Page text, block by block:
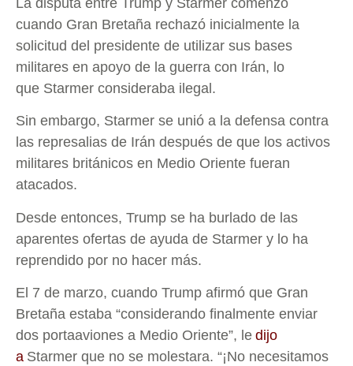
cuando Gran Bretaña rechazó inicialmente la
solicitud del presidente de utilizar sus bases
militares en apoyo de la guerra con Irán, lo
que Starmer consideraba ilegal.
Sin embargo, Starmer se unió a la defensa contra
las represalias de Irán después de que los activos
militares británicos en Medio Oriente fueran
atacados.
Desde entonces, Trump se ha burlado de las
aparentes ofertas de ayuda de Starmer y lo ha
reprendido por no hacer más.
El 7 de marzo, cuando Trump afirmó que Gran
Bretaña estaba “considerando finalmente enviar
dos portaaviones a Medio Oriente”, le dijo
a Starmer que no se molestara. “¡No necesitamos